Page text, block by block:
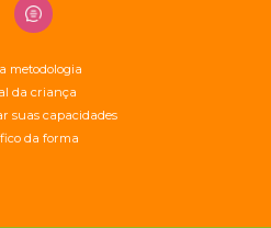
metodologia
da criança
suas capacidades
da forma